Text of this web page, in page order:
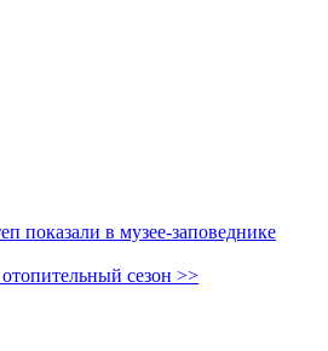
показали в музее-заповеднике
сезон >>